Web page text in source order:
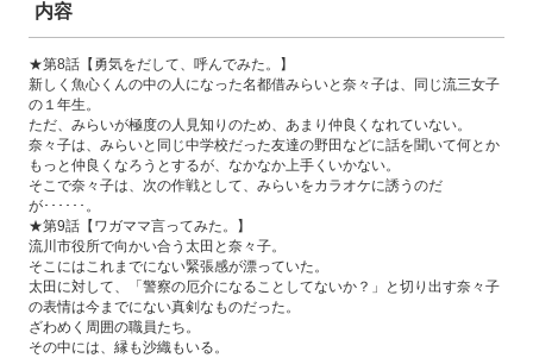
内容
★第8話【勇気をだして、呼んでみた。】
新しく魚心くんの中の人になった名都借みらいと奈々子は、同じ流三女子
の１年生。
ただ、みらいが極度の人見知りのため、あまり仲良くなれていない。
奈々子は、みらいと同じ中学校だった友達の野田などに話を聞いて何とか
もっと仲良くなろうとするが、なかなか上手くいかない。
そこで奈々子は、次の作戦として、みらいをカラオケに誘うのだ
が･･････。
★第9話【ワガママ言ってみた。】
流川市役所で向かい合う太田と奈々子。
そこにはこれまでにない緊張感が漂っていた。
太田に対して、「警察の厄介になることしてないか？」と切り出す奈々子
の表情は今までにない真剣なものだった。
ざわめく周囲の職員たち。
その中には、縁も沙織もいる。